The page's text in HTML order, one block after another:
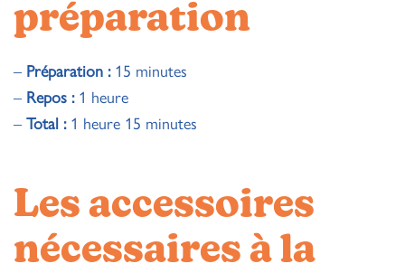
préparation
– Préparation :15 minutes
– Repos :1 heure
– Total :1 heure 15 minutes
Les accessoires
nécessaires à la